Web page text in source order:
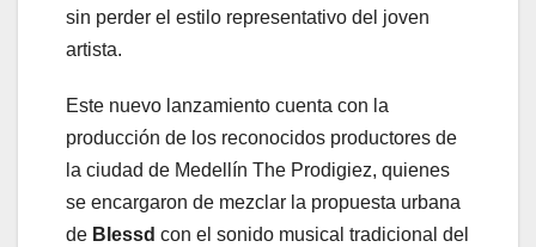
sin perder el estilo representativo del joven
artista.
Este nuevo lanzamiento cuenta con la
producción de los reconocidos productores de
la ciudad de Medellín The Prodigiez, quienes
se encargaron de mezclar la propuesta urbana
de Blessd con el sonido musical tradicional del